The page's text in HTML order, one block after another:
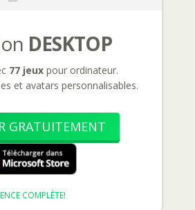
DESKTOP
77 jeuxpour ordinateur.
et avatars personnalisables.
GRATUITEMENT
COMPLÈTE!